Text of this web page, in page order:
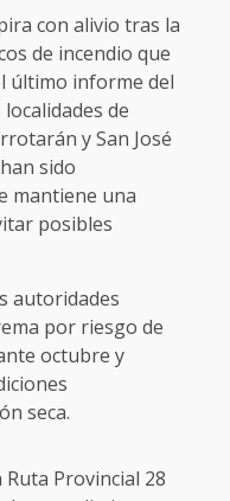
con alivio tras la
de incendio que
último informe del
de
y San José
sido
mantiene una
posibles
autoridades
por riesgo de
octubre y
seca.
Provincial 28